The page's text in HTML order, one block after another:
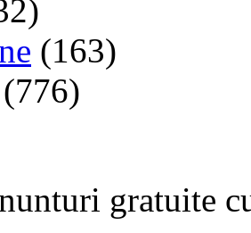
(163)
(776)
gratuite